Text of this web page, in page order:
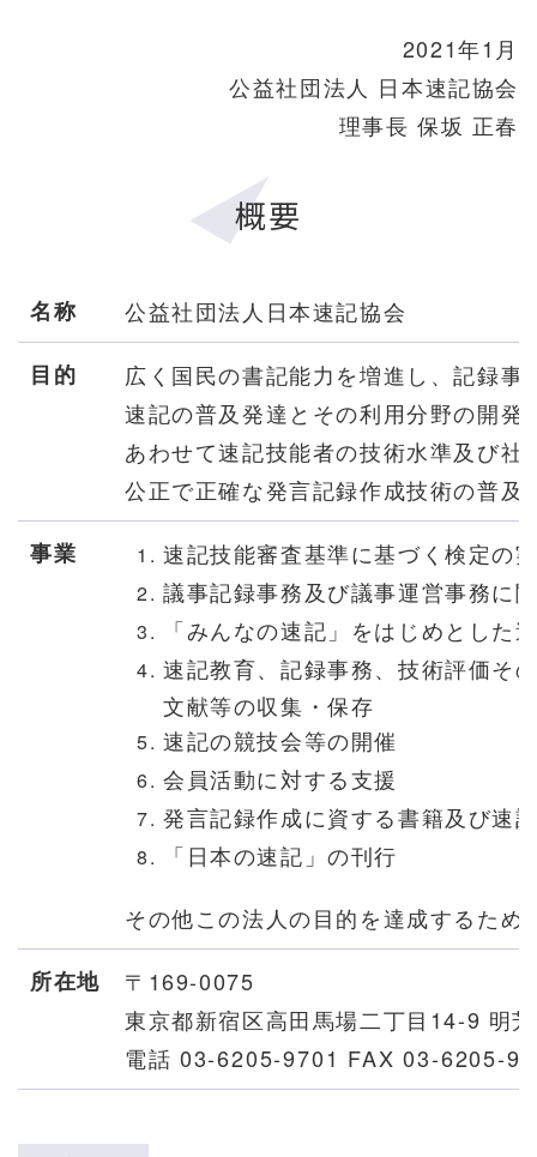
2021年1月
公益社団法人 日本速記協会
理事長 保坂 正春
概要
名称 公益社団法人日本速記協会
目的
広く国民の書記能力を増進し、記録事
速記の普及発達とその利用分野の開発
あわせて速記技能者の技術水準及び
公正で正確な発言記録作成技術の普
事業
速記技能審査基準に基づく検定の
議事記録事務及び議事運営事務に
「みんなの速記」をはじめとした
速記教育、記録事務、技術評価そ
文献等の収集・保存
速記の競技会等の開催
会員活動に対する支援
発言記録作成に資する書籍及び速
「日本の速記」の刊行
その他この法人の目的を達成するため
所在地
〒169-0075
東京都新宿区高田馬場二丁目14-9 明
電話 03-6205-9701 FAX03-6205-